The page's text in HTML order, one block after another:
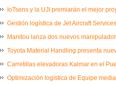
IoTsens y la UJI premiarán el mejor
Gestión logística de Jet Aircraft
Manitou lanza dos nuevos
Toyota Material Handling presenta
Carretillas elevadoras Kalmar en el
Optimización logística de Equipe